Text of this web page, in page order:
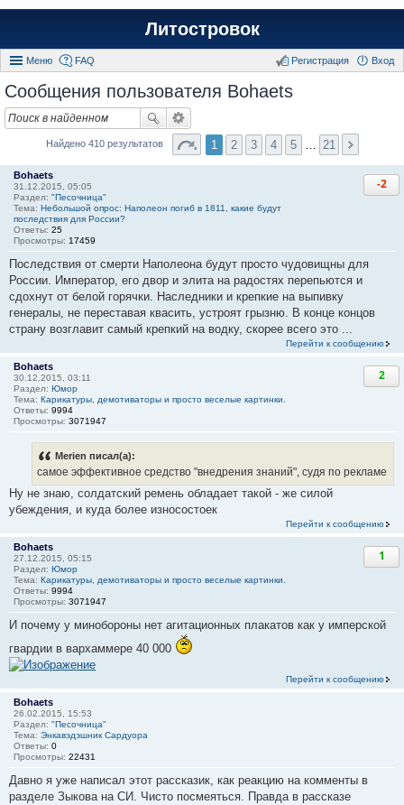
Литостровок
Меню FAQ Вход
Регистрация
Сообщения пользователя Bohaets
Найдено 410 результатов 1 2 3 4 5 21
Bohaets
31.12.2015, 05:05
Раздел: "Песочница"
Тема: Небольшой опрос: Наполеон погиб в 1811, какие будут
последствия для России?
Ответы: 25
Просмотры: 17459
-2
Последствия от смерти Наполеона будут просто чудовищны для
России. Император, его двор и элита на радостях перепьются и
сдохнут от белой горячки. Наследники и крепкие на выпивку
генералы, не переставая квасить, устроят грызню. В конце концов
страну возглавит самый крепкий на водку, скорее всего это ...
Перейти к сообщению
Bohaets
30.12.2015, 03:11
Раздел: Юмор
Тема: Карикатуры, демотиваторы и просто веселые картинки.
Ответы: 9994
Просмотры: 3071947
2
Merien писал(а):
самое эффективное средство "внедрения знаний", судя по рекламе
Ну не знаю, солдатский ремень обладает такой - же силой
убеждения, и куда более износостоек
Перейти к сообщению
Bohaets
27.12.2015, 05:15
Раздел: Юмор
Тема: Карикатуры, демотиваторы и просто веселые картинки.
Ответы: 9994
Просмотры: 3071947
1
И почему у минобороны нет агитационных плакатов как у имперской
гвардии в вархаммере 40 000
Перейти к сообщению
Bohaets
26.02.2015, 15:53
Раздел: "Песочница"
Тема: Энкавэдэшник Сардуора
Ответы: 0
Просмотры: 22431
Давно я уже написал этот рассказик, как реакцию на комменты в
разделе Зыкова на СИ. Чисто посмеяться. Правда в рассказе